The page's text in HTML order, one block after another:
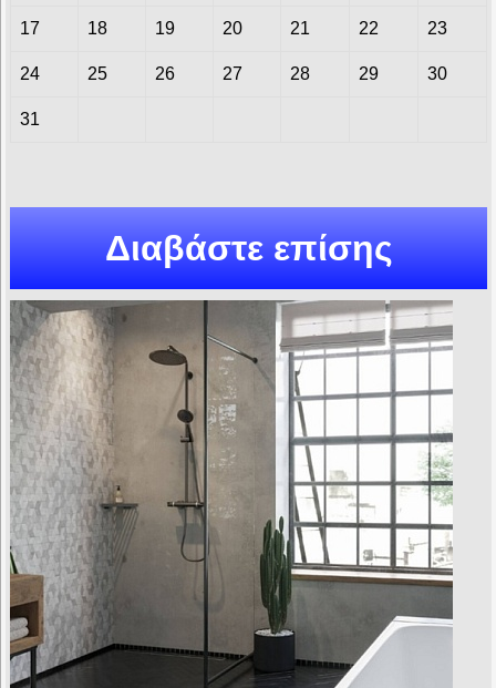
17 18 19 20 21 22 23
24 25 26 27 28 29 30
31
Διαβάστε επίσης